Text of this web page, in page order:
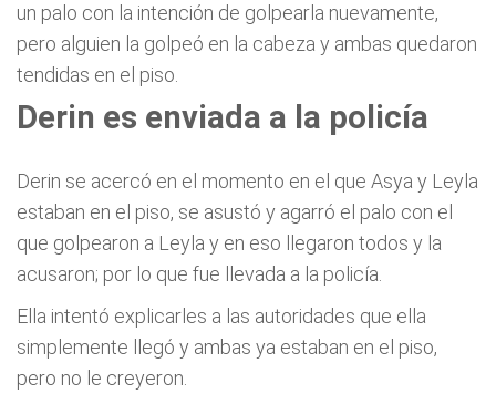
un palo con la intención de golpearla nuevamente,
pero alguien la golpeó en la cabeza y ambas quedaron
tendidas en el piso.
Derin es enviada a la policía
Derin se acercó en el momento en el que Asya y Leyla
estaban en el piso, se asustó y agarró el palo con el
que golpearon a Leyla y en eso llegaron todos y la
acusaron; por lo que fue llevada a la policía.
Ella intentó explicarles a las autoridades que ella
simplemente llegó y ambas ya estaban en el piso,
pero no le creyeron.